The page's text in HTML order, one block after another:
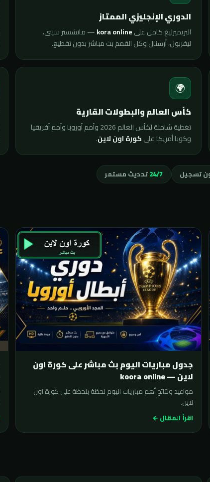
الدوري الإنجليزي الممتاز
البريميرليغ كامل علىkora online— مانشستر سيتي،
ليفربول، أرسنال وكل القمم بث مباشر بدون تقطيع.
🌍
كأس العالم والبطولات القارية
تغطية شاملة لكأس العالم 2026 وأمم أوروبا وأمم أفريقيا
وكوبا أمريكا علىكورة اون لاين.
تسجيل 24/7تحديث مستمر
جدول مباريات اليوم بث مباشر على كورة اون
لاين — koora online
مواعيد ونتائج أهم مباريات اليوم لحظة بلحظة على كورة اون
لاين.
اقرأ المقال ←